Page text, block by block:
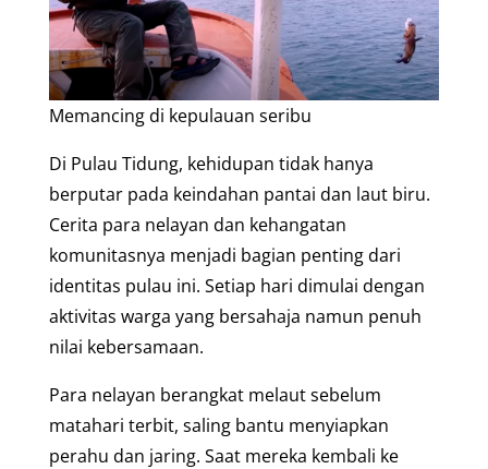
Memancing di kepulauan seribu
Di Pulau Tidung, kehidupan tidak hanya
berputar pada keindahan pantai dan laut biru.
Cerita para nelayan dan kehangatan
komunitasnya menjadi bagian penting dari
identitas pulau ini. Setiap hari dimulai dengan
aktivitas warga yang bersahaja namun penuh
nilai kebersamaan.
Para nelayan berangkat melaut sebelum
matahari terbit, saling bantu menyiapkan
perahu dan jaring. Saat mereka kembali ke